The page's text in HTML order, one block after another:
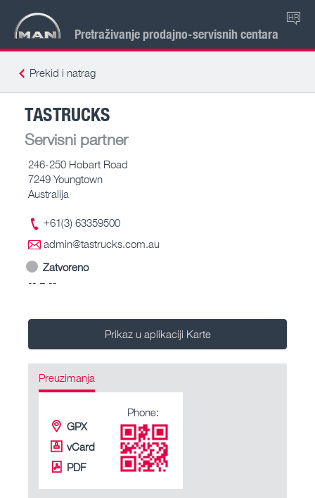
Pretraživanje prodajno-servisnih centara
HR
Prekid i natrag
TASTRUCKS
Servisni partner
246-250 Hobart Road
7249 Youngtown
Australija
+61(3) 63359500
admin@tastrucks.com.au
Zatvoreno
-- – --
Prikaz u aplikaciji Karte
Preuzimanja
GPX
vCard
PDF
Phone: